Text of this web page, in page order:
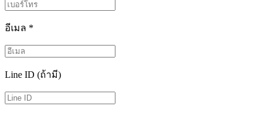
อีเมล *
Line ID (ถ้ามี)